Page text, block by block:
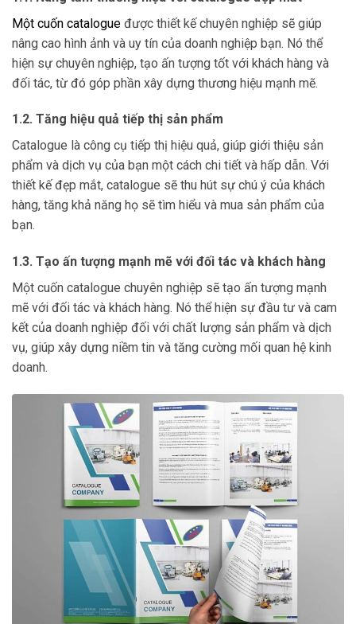
Một cuốn catalogue được thiết kế chuyên nghiệp sẽ giúp
nâng cao hình ảnh và uy tín của doanh nghiệp bạn. Nó thể
hiện sự chuyên nghiệp, tạo ấn tượng tốt với khách hàng và
đối tác, từ đó góp phần xây dựng thương hiệu mạnh mẽ.
1.2. Tăng hiệu quả tiếp thị sản phẩm
Catalogue là công cụ tiếp thị hiệu quả, giúp giới thiệu sản
phẩm và dịch vụ của bạn một cách chi tiết và hấp dẫn. Với
thiết kế đẹp mắt, catalogue sẽ thu hút sự chú ý của khách
hàng, tăng khả năng họ sẽ tìm hiểu và mua sản phẩm của
bạn.
1.3. Tạo ấn tượng mạnh mẽ với đối tác và khách hàng
Một cuốn catalogue chuyên nghiệp sẽ tạo ấn tượng mạnh
mẽ với đối tác và khách hàng. Nó thể hiện sự đầu tư và cam
kết của doanh nghiệp đối với chất lượng sản phẩm và dịch
vụ, giúp xây dựng niềm tin và tăng cường mối quan hệ kinh
doanh.